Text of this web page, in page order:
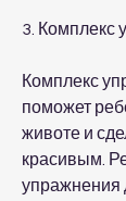
3. Комплекс
Комплекс
поможет
животе и
красивым.
упражнения